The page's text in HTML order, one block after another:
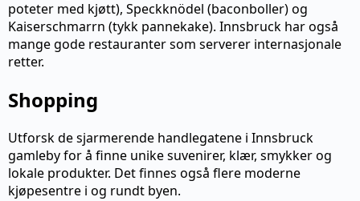
poteter med kjøtt), Speckknödel (baconboller) og
Kaiserschmarrn (tykk pannekake). Innsbruck har også
mange gode restauranter som serverer internasjonale
retter.
Shopping
Utforsk de sjarmerende handlegatene i Innsbruck
gamleby for å finne unike suvenirer, klær, smykker og
lokale produkter. Det finnes også flere moderne
kjøpesentre i og rundt byen.